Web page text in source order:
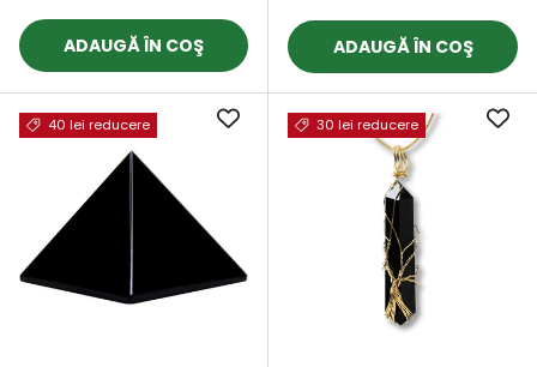
ADAUGĂ ÎN COŞ ADAUGĂ ÎN COŞ
40 lei reducere 30 lei reducere